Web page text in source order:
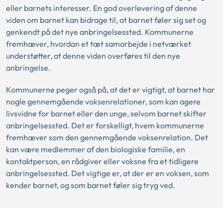
eller barnets interesser. En god overlevering af denne
viden om barnet kan bidrage til, at barnet føler sig set og
genkendt på det nye anbringelsessted. Kommunerne
fremhæver, hvordan et tæt samarbejde i netværket
understøtter, at denne viden overføres til den nye
anbringelse.
Kommunerne peger også på, at det er vigtigt, at barnet har
nogle gennemgående voksenrelationer, som kan agere
livsvidne for barnet eller den unge, selvom barnet skifter
anbringelsessted. Det er forskelligt, hvem kommunerne
fremhæver som den gennemgående voksenrelation. Det
kan være medlemmer af den biologiske familie, en
kontaktperson, en rådgiver eller voksne fra et tidligere
anbringelsessted. Det vigtige er, at der er en voksen, som
kender barnet, og som barnet føler sig tryg ved.